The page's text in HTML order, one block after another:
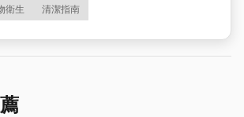
衛生 清潔指南